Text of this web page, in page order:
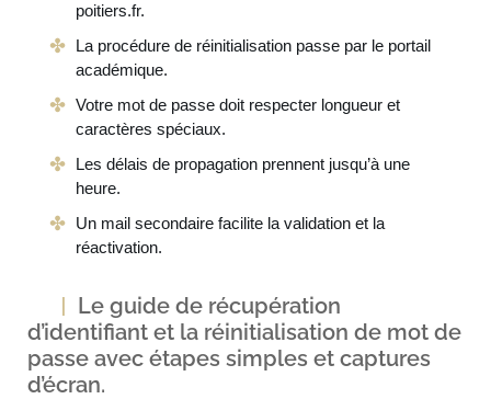
poitiers.fr.
La procédure de réinitialisation passe par le portail
académique.
Votre mot de passe doit respecter longueur et
caractères spéciaux.
Les délais de propagation prennent jusqu’à une
heure.
Un mail secondaire facilite la validation et la
réactivation.
Le guide de récupération
d’identifiant et la réinitialisation de mot de
passe avec étapes simples et captures
d’écran.